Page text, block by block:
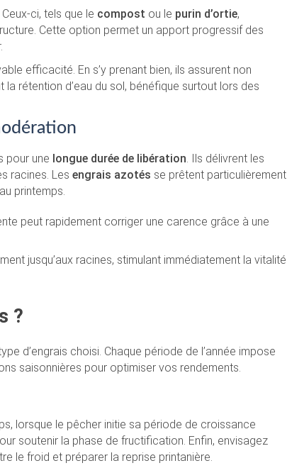
. Ceux-ci, tels que le compost ou le purin d’ortie,
Cette option permet un apport progressif des
efficacité. En s’y prenant bien, ils assurent non
rétention d’eau du sol, bénéfique surtout lors des
pour une longue durée de libération. Ils délivrent les
racines. Les engrais azotés se prêtent particulièrement
printemps.
peut rapidement corriger une carence grâce à une
jusqu’aux racines, stimulant immédiatement la vitalité
?
d’engrais choisi. Chaque période de l’année impose
saisonnières pour optimiser vos rendements.
lorsque le pêcher initie sa période de croissance
soutenir la phase de fructification. Enfin, envisagez
le froid et préparer la reprise printanière.